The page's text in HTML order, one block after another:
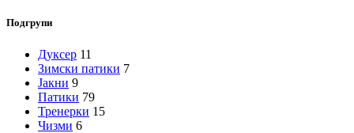
Подгрупи
Дуксер 11
Зимски патики 7
Јакни 9
Патики 79
Тренерки 15
Чизми 6